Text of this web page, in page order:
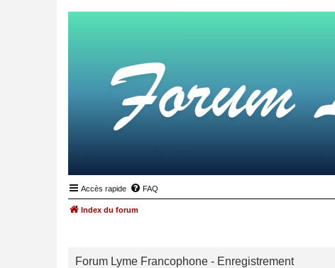
Accès rapide FAQ
Index du forum
Forum Lyme Francophone - Enregistrement